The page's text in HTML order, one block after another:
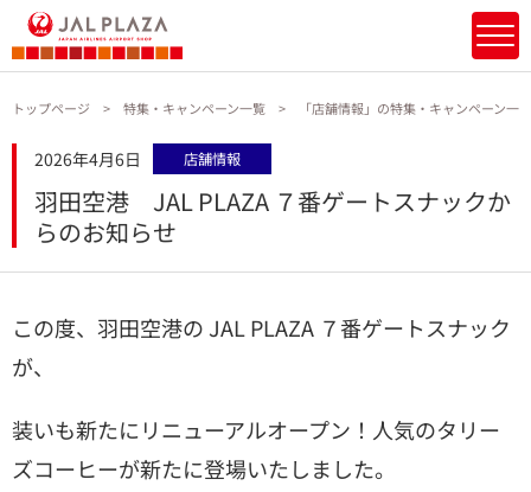
トップページ 特集・キャンペーン一覧 「店舗情報」の特集・キャンペーン
2026年4月6日 店舗情報
羽田空港 JAL PLAZA ７番ゲートスナックか
らのお知らせ
この度、羽田空港の JAL PLAZA ７番ゲートスナック
が、
装いも新たにリニューアルオープン！ 人気のタリー
ズコーヒーが新たに登場いたしました。